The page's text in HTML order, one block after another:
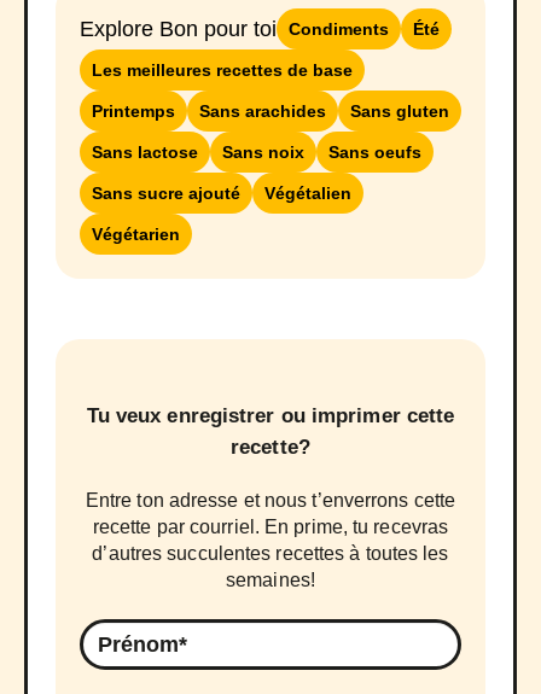
Explore Bon pour toi Condiments Été
Les meilleures recettes de base
Printemps Sans arachides Sans gluten
Sans lactose Sans noix Sans oeufs
Sans sucre ajouté Végétalien
Végétarien
Tu veux enregistrer ou imprimer cette
recette?
Entre ton adresse et nous t’enverrons cette
recette par courriel. En prime, tu recevras
d’autres succulentes recettes à toutes les
semaines!